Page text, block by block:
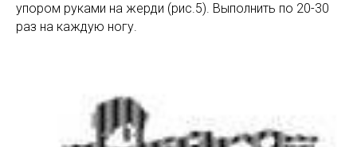
упором руками на жерди (рис.5). Выполнить по 20-30
раз на каждую ногу.